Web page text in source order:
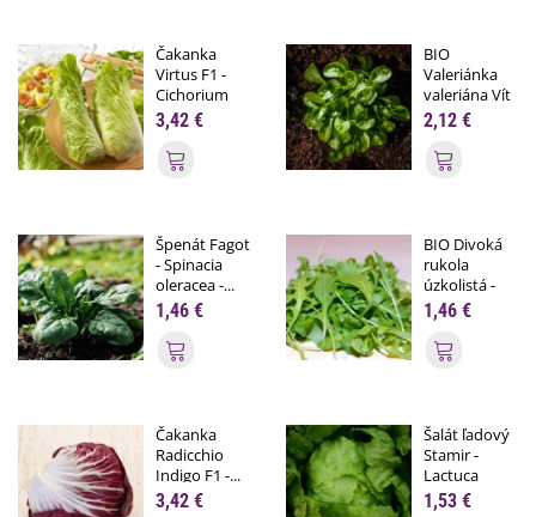
Čakanka
Virtus F1 -
Cichorium
intybus...
3,42 €
Pridať do košíka
BIO
Valeriánka
valeriána Vít
-...
2,12 €
Špenát Fagot
- Spinacia
oleracea -...
1,46 €
Pridať do košíka
BIO Divoká
rukola
úzkolistá -
Wild...
1,46 €
Čakanka
Radicchio
Indigo F1 -...
3,42 €
Šalát ľadový
Stamir -
Lactuca
sativa...
1,53 €